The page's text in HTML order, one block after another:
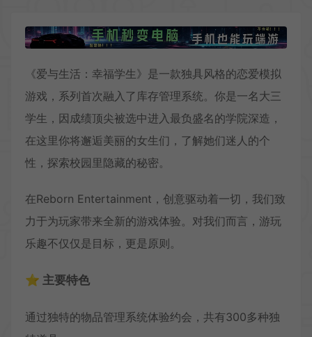
《爱与生活：幸福学生》是一款独具风格的恋爱模拟
游戏，系列首次融入了库存管理系统。你是一名大三
学生，因成绩顶尖被选中进入最负盛名的学院深造，
在这里你将邂逅美丽的女生们，了解她们迷人的个
性，探索校园里隐藏的秘密。
在Reborn Entertainment，创意驱动着一切，我们致
力于为玩家带来全新的游戏体验。对我们而言，游玩
乐趣不仅仅是目标，更是原则。
⭐ 主要特色
通过独特的物品管理系统体验约会，共有300多种独